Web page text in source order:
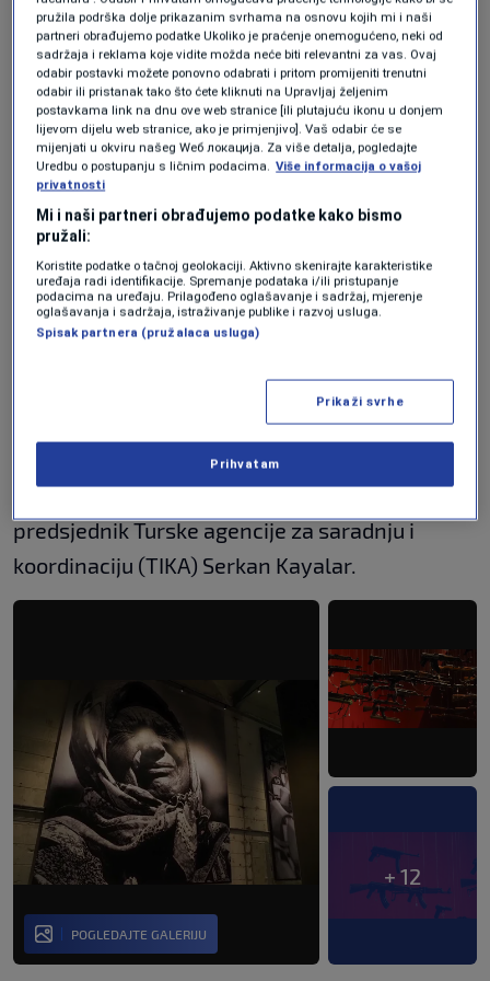
egzekucija, Dom kulture u Pilici.
Među instalacijama su i masovne grobnice, kao
i artefakti koji su pronađeni u masovnim
grobnicama, predmeti koji su pripadali
žrtvama genocida, lične priče preživjelih, majki
Srebrenice... Jedan od zidova Muzeja genocida
je posvećen fotografijama žrtava genocida.
Julskom zvaničnom otvaranju je prisustvovao
Republike Turske (TBMM) Numan Kurtulmus.
Dočekali su ga članovi Predsjedništva BiH
Denis Bećirović i Željko Komšić, direktor
Memorijalnog centra Srebrenica Emir Suljagić i
predsjednik Turske agencije za saradnju i
koordinaciju (TIKA) Serkan Kayalar.
+ 12
POGLEDAJTE GALERIJU
pružila podrška dolje prikazanim svrhama na osnovu kojih mi i naši
partneri obrađujemo podatke Ukoliko je praćenje onemogućeno, neki od
sadržaja i reklama koje vidite možda neće biti relevantni za vas. Ovaj
odabir postavki možete ponovno odabrati i pritom promijeniti trenutni
odabir ili pristanak tako što ćete kliknuti na Upravljaj željenim
postavkama link na dnu ove web stranice [ili plutajuću ikonu u donjem
lijevom dijelu web stranice, ako je primjenjivo]. Vaš odabir će se
mijenjati u okviru našeg Wеб локација. Za više detalja, pogledajte
Uredbu o postupanju s ličnim podacima. Više informacija o vašoj
privatnosti
Mi i naši partneri obrađujemo podatke kako bismo
pružali:
Koristite podatke o tačnoj geolokaciji. Aktivno skenirajte karakteristike
uređaja radi identifikacije. Spremanje podataka i/ili pristupanje
podacima na uređaju. Prilagođeno oglašavanje i sadržaj, mjerenje
oglašavanja i sadržaja, istraživanje publike i razvoj usluga.
Spisak partnera (pružalaca usluga)
Prikaži svrhe
Prihvatam